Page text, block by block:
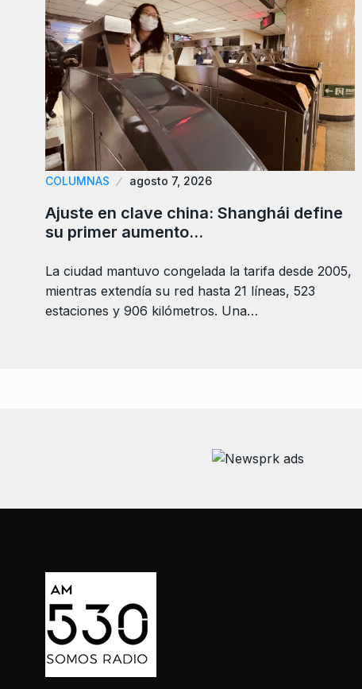
COLUMNAS agosto 7, 2026
Ajuste en clave china: Shanghái define
su primer aumento…
La ciudad mantuvo congelada la tarifa desde 2005,
mientras extendía su red hasta 21 líneas, 523
estaciones y 906 kilómetros. Una…